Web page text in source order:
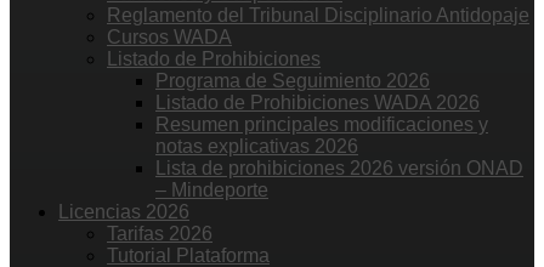
Reglamento del Tribunal Disciplinario Antidopaje
Cursos WADA
Listado de Prohibiciones
Programa de Seguimiento 2026
Listado de Prohibiciones WADA 2026
Resumen principales modificaciones y
notas explicativas 2026
Lista de prohibiciones 2026 versión ONAD
– Mindeporte
Licencias 2026
Tarifas 2026
Tutorial Plataforma